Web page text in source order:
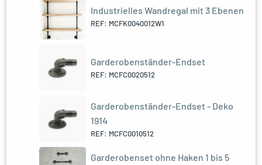
Industrielles Wandregal mit 3 Ebenen
REF: MCFK0040012W1
Garderobenständer-Endset
REF: MCFC0020512
Garderobenständer-Endset - Deko
1914
REF: MCFC0010512
Garderobenset ohne Haken 1 bis 5